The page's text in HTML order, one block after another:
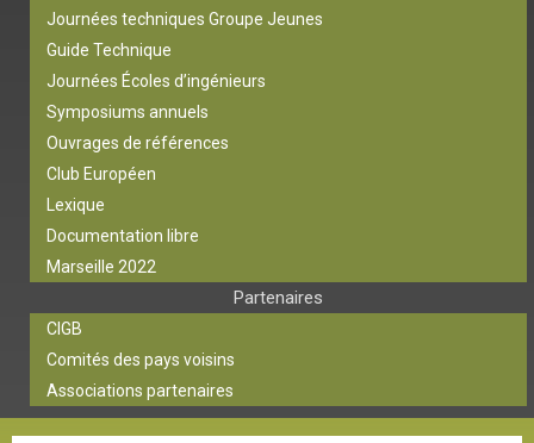
Journées techniques Groupe Jeunes
Guide Technique
Journées Écoles d’ingénieurs
Symposiums annuels
Ouvrages de références
Club Européen
Lexique
Documentation libre
Marseille 2022
Partenaires
CIGB
Comités des pays voisins
Associations partenaires